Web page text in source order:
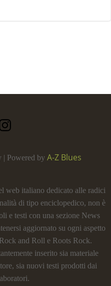
| Powered by A-Z Blues
web italiano dedicato alle radici
di tipo enciclopedico, non è
e testi con una sezione News
aggiornato su ogni aspetto
and Roll e Roots Rock.
inserito sia materiale
sia nuovi testi prodotti dai